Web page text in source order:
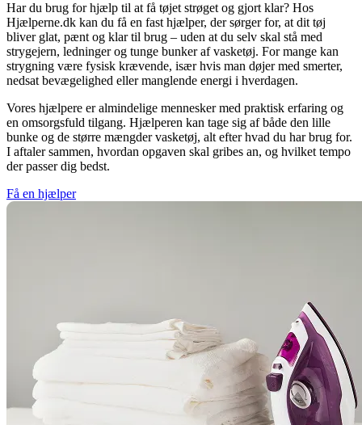
Har du brug for hjælp til at få tøjet strøget og gjort klar? Hos
Hjælperne.dk kan du få en fast hjælper, der sørger for, at dit tøj
bliver glat, pænt og klar til brug – uden at du selv skal stå med
strygejern, ledninger og tunge bunker af vasketøj. For mange kan
strygning være fysisk krævende, især hvis man døjer med smerter,
nedsat bevægelighed eller manglende energi i hverdagen.
Vores hjælpere er almindelige mennesker med praktisk erfaring og
en omsorgsfuld tilgang. Hjælperen kan tage sig af både den lille
bunke og de større mængder vasketøj, alt efter hvad du har brug for.
I aftaler sammen, hvordan opgaven skal gribes an, og hvilket tempo
der passer dig bedst.
Få en hjælper